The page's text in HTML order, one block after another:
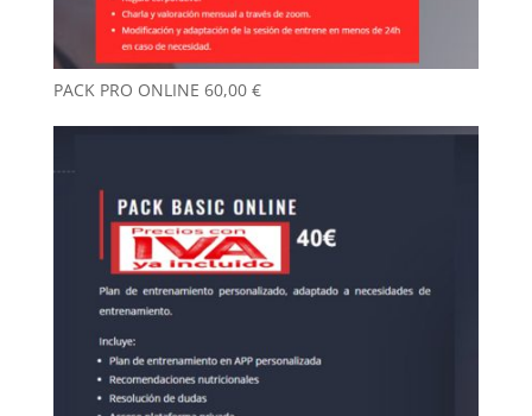
PACK PRO ONLINE 60,00 €